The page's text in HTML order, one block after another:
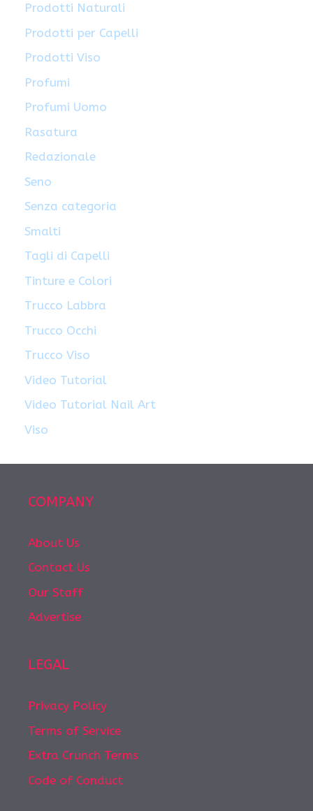
Prodotti Naturali
Prodotti per Capelli
Prodotti Viso
Profumi
Profumi Uomo
Rasatura
Redazionale
Seno
Senza categoria
Smalti
Tagli di Capelli
Tinture e Colori
Trucco Labbra
Trucco Occhi
Trucco Viso
Video Tutorial
Video Tutorial Nail Art
Viso
COMPANY
About Us
Contact Us
Our Staff
Advertise
LEGAL
Privacy Policy
Terms of Service
Extra Crunch Terms
Code of Conduct